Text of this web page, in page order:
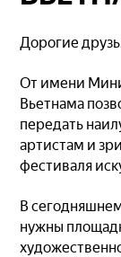
Дорогие
От имени
Вьетнама
передать
артистам и
фестиваля
В
нужны